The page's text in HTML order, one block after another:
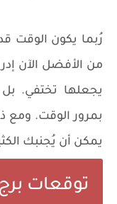
رُبما يكون الوقت
من الأفضل الآن
يجعلها تختفي.
بمرور الوقت. ومع
يمكن أن يُجنبك
توقعات